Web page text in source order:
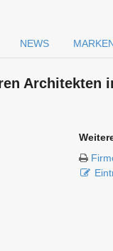
NEWS
Architekten